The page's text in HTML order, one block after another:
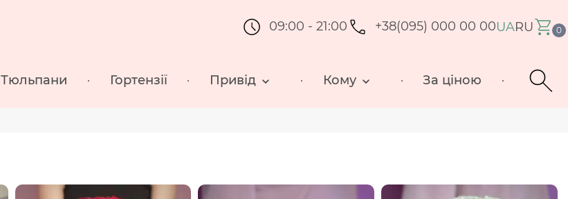
09:00 - 21:00 +38(095) 000 00 00UARU 0
Тюльпани Гортензії Привід Кому За ціною